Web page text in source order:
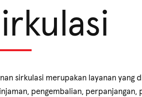
sirkulasi merupakan layanan yang
pengembalian, perpanjangan,